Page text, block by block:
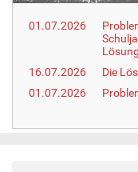
01.07.2026
16.07.2026
Die
01.07.2026